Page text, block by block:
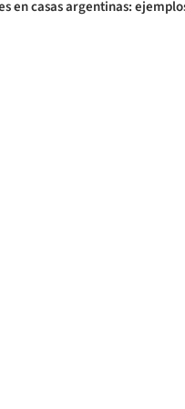
en casas argentinas: